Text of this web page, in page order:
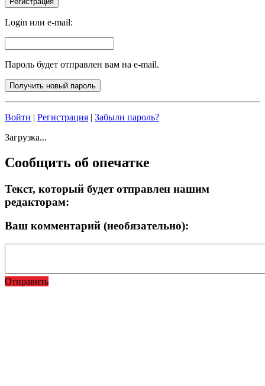
Login или e-mail:
Пароль будет отправлен вам на e-mail.
Войти | Регистрация | Забыли пароль?
Загрузка...
Сообщить об опечатке
Текст, который будет отправлен нашим
редакторам:
Ваш комментарий (необязательно):
Отправить